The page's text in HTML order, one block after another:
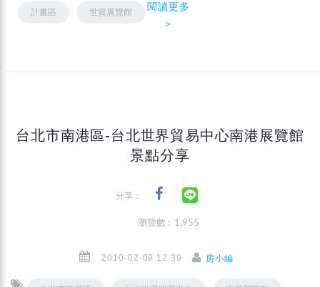
計畫區 世貿展覽館
閱讀更多
＞
台北市南港區-台北世界貿易中心南港展覽館
景點分享
分享：
瀏覽數 : 1,955
2010-02-09 12:39 房小編